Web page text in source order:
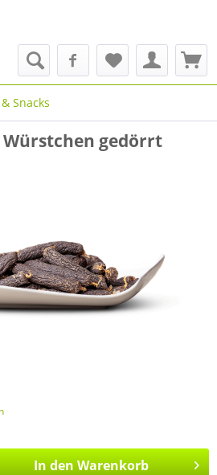
Snacks
Würstchen gedörrt
In den Warenkorb